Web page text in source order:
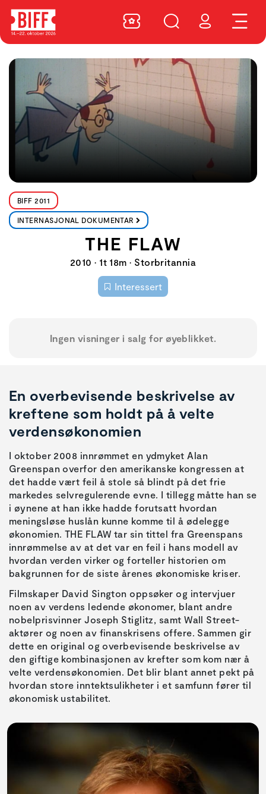
BIFF 2011
INTERNASJONAL DOKUMENTAR
THE FLAW
2010 • 1t 18m • Storbritannia
Interessert
Ingen visninger i salg for øyeblikket.
En overbevisende beskrivelse av
kreftene som holdt på å velte
verdensøkonomien
I oktober 2008 innrømmet en ydmyket Alan
Greenspan overfor den amerikanske kongressen at
det hadde vært feil å stole så blindt på det frie
markedes selvregulerende evne. I tillegg måtte han se
i øynene at han ikke hadde forutsatt hvordan
meningsløse huslån kunne komme til å ødelegge
økonomien. THE FLAW tar sin tittel fra Greenspans
innrømmelse av at det var en feil i hans modell av
hvordan verden virker og forteller historien om
bakgrunnen for de siste årenes økonomiske kriser.
Filmskaper David Sington oppsøker og intervjuer
noen av verdens ledende økonomer, blant andre
nobelprisvinner Joseph Stiglitz, samt Wall Street-
aktører og noen av finanskrisens offere. Sammen gir
dette en original og overbevisende beskrivelse av
den giftige kombinasjonen av krefter som kom nær å
velte verdensøkonomien. Det blir blant annet pekt på
hvordan store inntektsulikheter i et samfunn fører til
økonomisk ustabilitet.